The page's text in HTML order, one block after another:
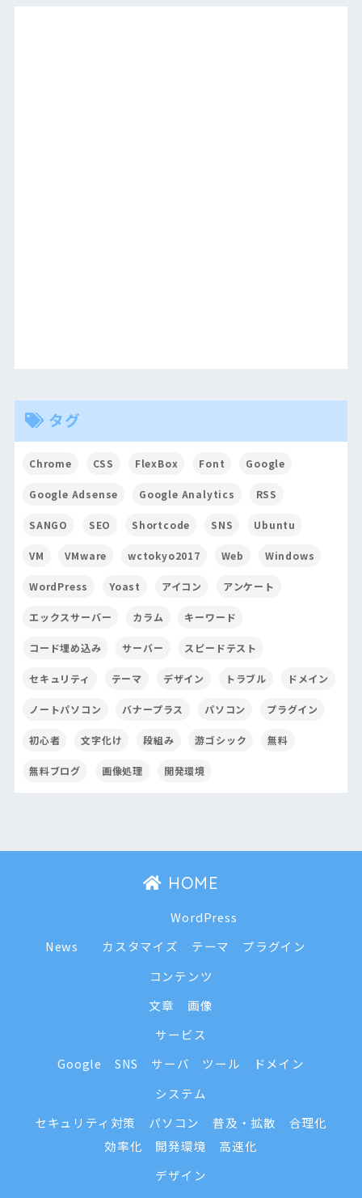
タグ
Chrome CSS FlexBox Font Google
Google Adsense Google Analytics RSS
SANGO SEO Shortcode SNS Ubuntu
VM VMware wctokyo2017 Web Windows
WordPress Yoast アイコン アンケート
エックスサーバー カラム キーワード
コード埋め込み サーバー スピードテスト
セキュリティ テーマ デザイン トラブル ドメイン
ノートパソコン バナープラス パソコン プラグイン
初心者 文字化け 段組み 游ゴシック 無料
無料ブログ 画像処理 開発環境
HOME
News
WordPress
カスタマイズ
テーマ
プラグイン
コンテンツ
文章
画像
サービス
Google
SNS サーバ ツール
ドメイン
システム
セキュリティ対策
パソコン 普及・拡散
合理化
効率化
開発環境
高速化
デザイン